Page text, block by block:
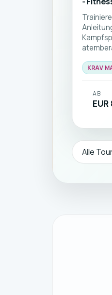
die ihre
KRAV
AB
Alle